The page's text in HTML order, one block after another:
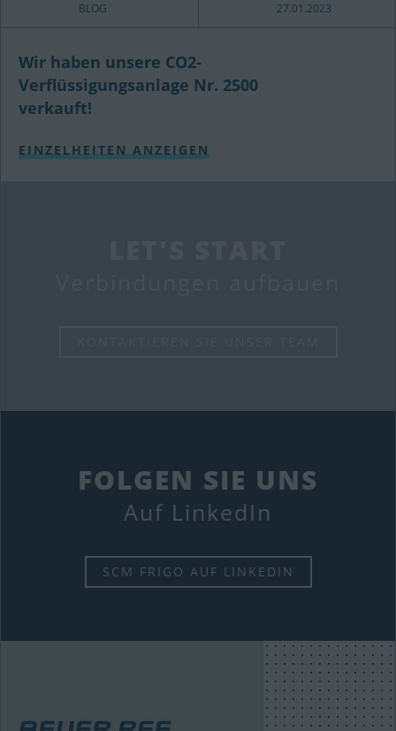
BLOG 27.01.2023
Wir haben unsere CO2-
Verflüssigungsanlage Nr. 2500
verkauft!
EINZELHEITEN ANZEIGEN
FOLGEN SIE UNS
Auf LinkedIn
SCM FRIGO AUF LINKEDIN